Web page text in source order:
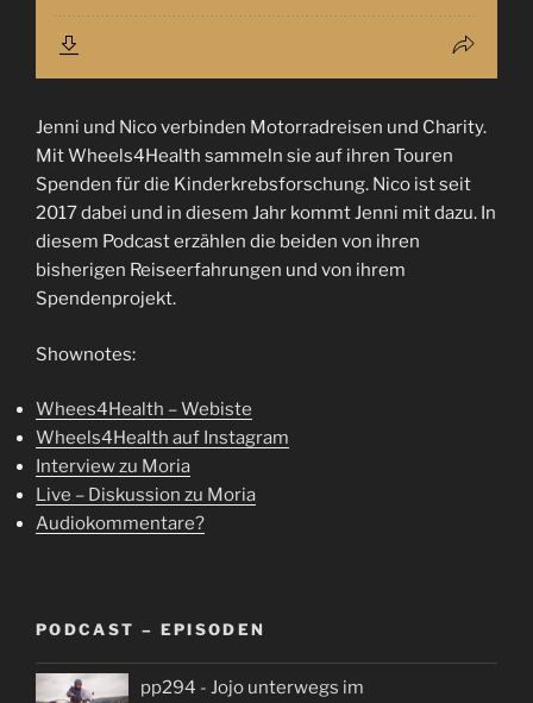
Jenni und Nico verbinden Motorradreisen und Charity.
Mit Wheels4Health sammeln sie auf ihren Touren
Spenden für die Kinderkrebsforschung. Nico ist seit
2017 dabei und in diesem Jahr kommt Jenni mit dazu. In
diesem Podcast erzählen die beiden von ihren
bisherigen Reiseerfahrungen und von ihrem
Spendenprojekt.
Shownotes:
Whees4Health – Webiste
Wheels4Health auf Instagram
Interview zu Moria
Live – Diskussion zu Moria
Audiokommentare?
PODCAST – EPISODEN
pp294 - Jojo unterwegs im